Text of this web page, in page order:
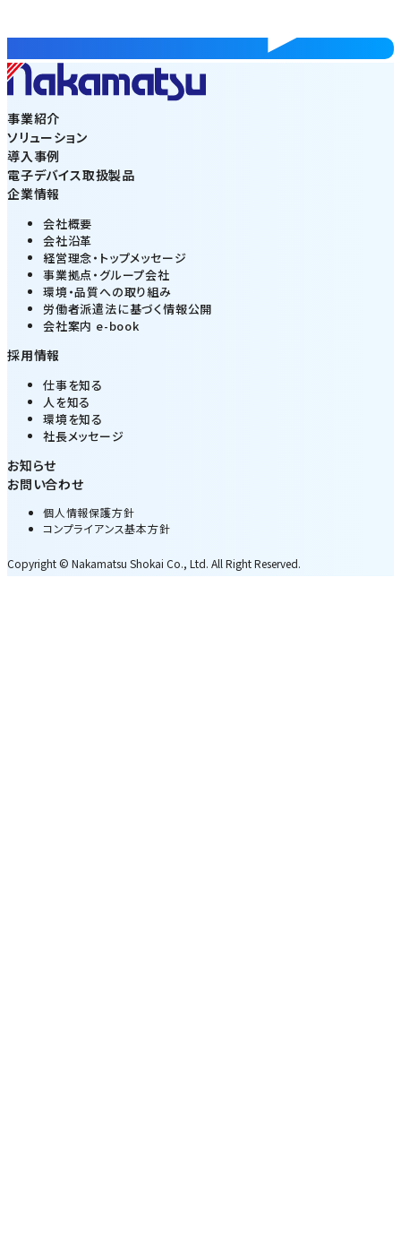
事業紹介
ソリューション
導入事例
電子デバイス取扱製品
企業情報
会社概要
会社沿革
経営理念・トップメッセージ
事業拠点・グループ会社
環境・品質への取り組み
労働者派遣法に基づく情報公開
会社案内 e-book
採用情報
仕事を知る
人を知る
環境を知る
社長メッセージ
お知らせ
お問い合わせ
個人情報保護方針
コンプライアンス基本方針
Copyright © Nakamatsu Shokai Co., Ltd. All Right Reserved.